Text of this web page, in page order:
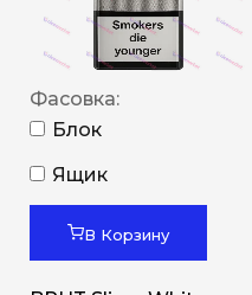
Фасовка:
Блок
Ящик
В Корзину